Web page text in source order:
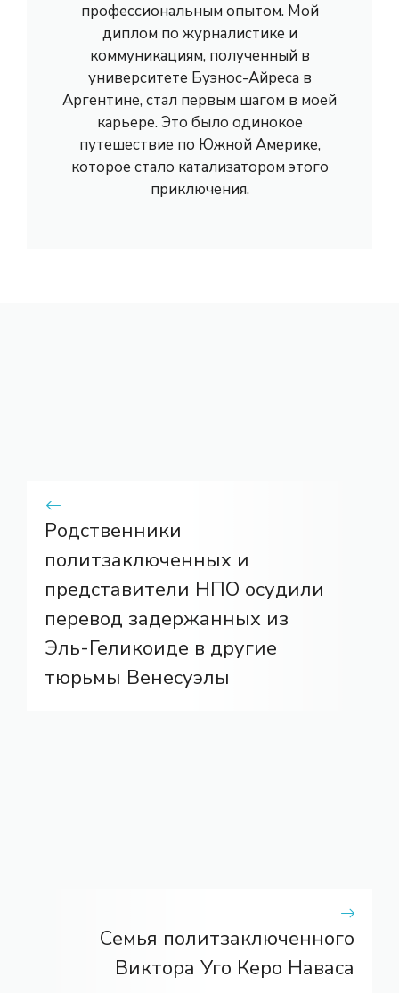
профессиональным опытом. Мой
диплом по журналистике и
коммуникациям, полученный в
университете Буэнос-Айреса в
Аргентине, стал первым шагом в моей
карьере. Это было одинокое
путешествие по Южной Америке,
которое стало катализатором этого
приключения.
Родственники
политзаключенных и
представители НПО осудили
перевод задержанных из
Эль-Геликоиде в другие
тюрьмы Венесуэлы
Семья политзаключенного
Виктора Уго Керо Наваса